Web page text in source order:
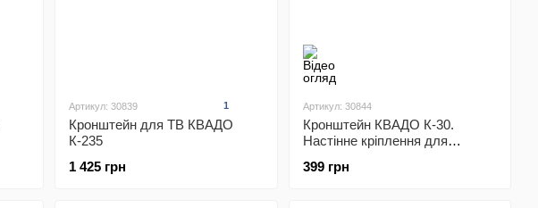
Артикул: 30839 1
Кронштейн для ТВ КВАДО
К-235
1 425 грн
Артикул: 30844
Кронштейн КВАДО К-30.
Настінне кріплення для
399 грн